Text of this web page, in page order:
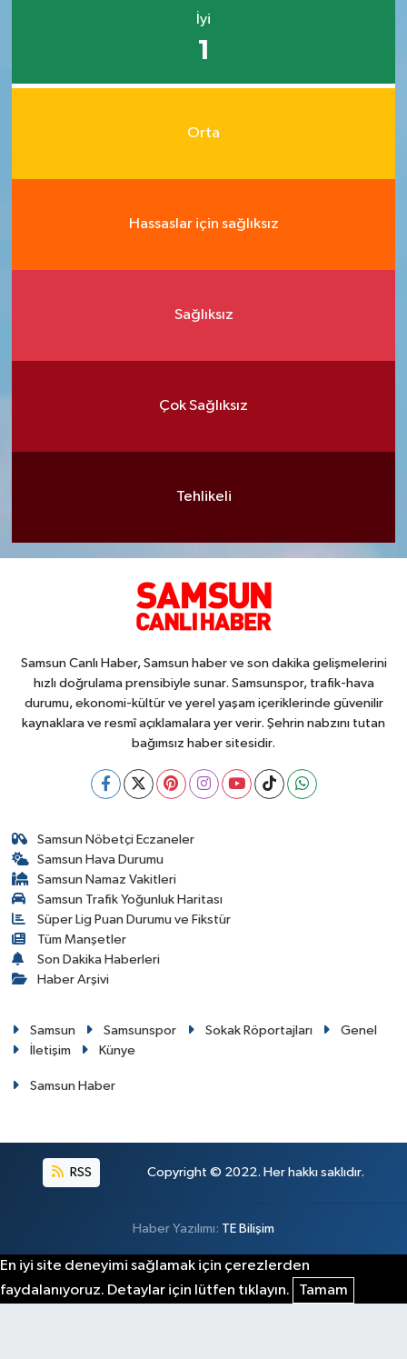
İyi
1
Orta
Hassaslar için sağlıksız
Sağlıksız
Çok Sağlıksız
Tehlikeli
Samsun Canlı Haber, Samsun haber ve son dakika gelişmelerini
hızlı doğrulama prensibiyle sunar. Samsunspor, trafik-hava
durumu, ekonomi-kültür ve yerel yaşam içeriklerinde güvenilir
kaynaklara ve resmî açıklamalara yer verir. Şehrin nabzını tutan
bağımsız haber sitesidir.
Samsun Nöbetçi Eczaneler
Samsun Hava Durumu
Samsun Namaz Vakitleri
Samsun Trafik Yoğunluk Haritası
Süper Lig Puan Durumu ve Fikstür
Tüm Manşetler
Son Dakika Haberleri
Haber Arşivi
Samsun Samsunspor Sokak Röportajları
Genel
İletişim
Künye
Samsun Haber
RSS Copyright © 2022. Her hakkı saklıdır.
Haber Yazılımı: TE Bilişim
En iyi site deneyimi sağlamak için çerezlerden
faydalanıyoruz. Detaylar için lütfen tıklayın.
Tamam